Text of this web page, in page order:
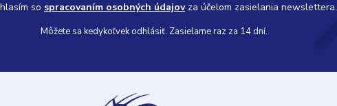
so spracovaním osobných údajovza účelom zasielania newslettera.
Môžete sa kedykoľvek odhlásiť. Zasielame raz za 14 dní.